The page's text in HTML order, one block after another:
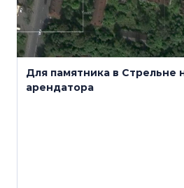
Для памятника в Стрельне
арендатора